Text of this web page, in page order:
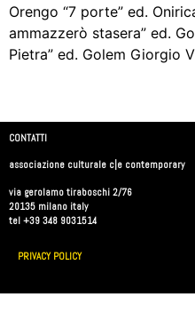
Orengo “7 porte” ed.
ammazzerò stasera” ed.
Pietra” ed. Golem Giorgio
CONTATTI
associazione culturale c|e contemporary
via gerolamo tiraboschi 2/76
20135 milano italy
tel +39 348 9031514
PRIVACY POLICY